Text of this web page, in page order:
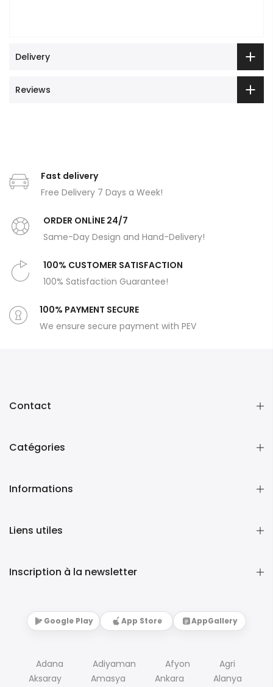
Delivery
Reviews
Fast delivery
Free Delivery 7 Days a Week!
ORDER ONLİNE 24/7
Same-Day Design and Hand-Delivery!
100% CUSTOMER SATISFACTION
100% Satisfaction Guarantee!
100% PAYMENT SECURE
We ensure secure payment with PEV
Contact
Catégories
Informations
Liens utiles
Inscription à la newsletter
Google Play App Store AppGallery
Adana Adiyaman Afyon
Agri
Aksaray
Amasya Ankara Alanya